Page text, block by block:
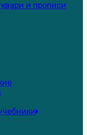
и прописи